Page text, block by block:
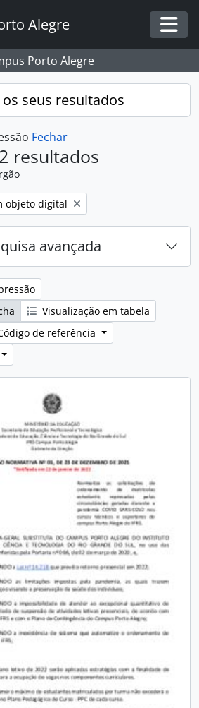
Alegre
Porto Alegre
seus resultados
Fechar
resultados
filtro:
objeto digital
avançada
Visualização em tabela
de referência